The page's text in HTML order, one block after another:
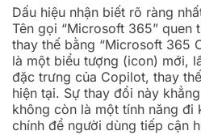
Dấu hiệu nhận biết rõ ràng
Tên gọi “Microsoft 365” quen
thay thế bằng “Microsoft 365
là một biểu tượng (icon) mới,
đặc trưng của Copilot, thay
hiện tại. Sự thay đổi này
không còn là một tính năng đi
chính để người dùng tiếp cận